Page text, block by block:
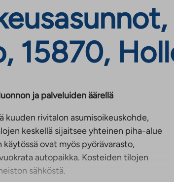
15870,
ja palveluiden äärellä
kuuden rivitalon asumisoikeuskohde,
keskellä sijaitsee yhteinen piha-alue
ovat myös pyörävarasto,
autopaikka. Kosteiden tilojen
sähköstä.